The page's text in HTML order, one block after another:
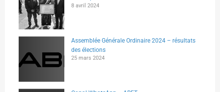
8 avril 2024
Assemblée Générale Ordinaire 2024 – résultats
des élections
25 mars 2024